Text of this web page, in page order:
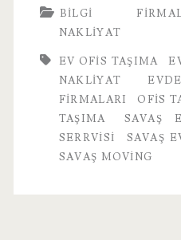
BILGI
NAKLIYAT
EV OFIS TAŞIMA
NAKLIYAT
FIRMALARI
OFIS
TAŞIMA
SAVAŞ
SERRVISI
SAVAŞ
SAVAŞ MOVING